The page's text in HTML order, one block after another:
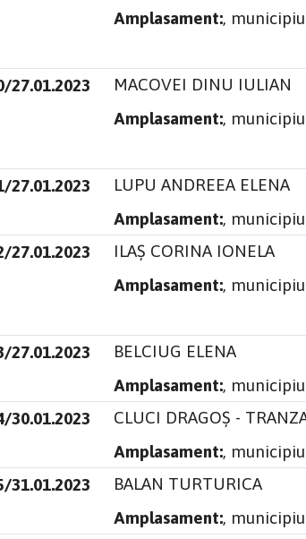
Amplasament:,
27.01.2023
MACOVEI DINU IULIAN
Amplasament:,
27.01.2023
LUPU ANDREEA ELENA
Amplasament:,
27.01.2023
ILAȘ CORINA IONELA
Amplasament:,
27.01.2023
BELCIUG ELENA
Amplasament:,
30.01.2023
CLUCI DRAGOȘ -
Amplasament:,
31.01.2023
BALAN TURTURICA
Amplasament:,